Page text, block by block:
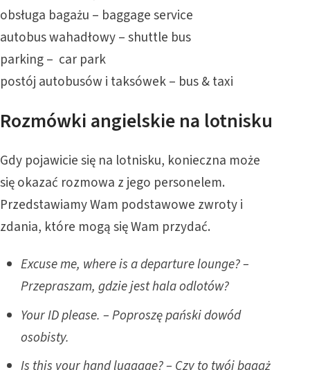
obsługa bagażu – baggage service
autobus wahadłowy – shuttle bus
parking – car park
postój autobusów i taksówek – bus & taxi
Rozmówki angielskie na lotnisku
Gdy pojawicie się na lotnisku, konieczna może
się okazać rozmowa z jego personelem.
Przedstawiamy Wam podstawowe zwroty i
zdania, które mogą się Wam przydać.
Excuse me, where is a departure lounge? –
Przepraszam, gdzie jest hala odlotów?
Your ID please. – Poproszę pański dowód
osobisty.
Is this your hand luggage? – Czy to twój bagaż